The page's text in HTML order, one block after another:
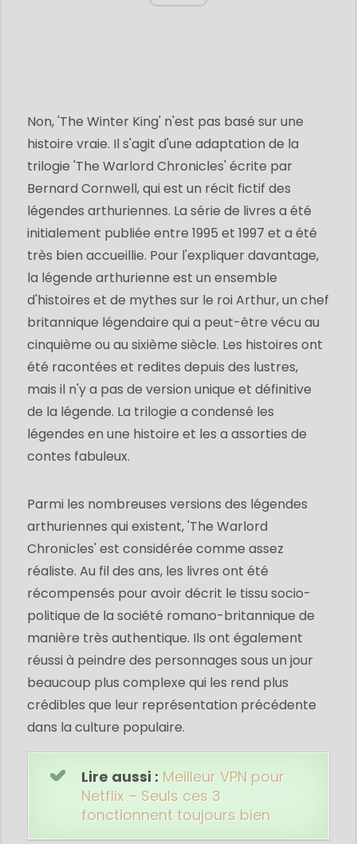
Non, 'The Winter King' n'est pas basé sur une
histoire vraie. Il s'agit d'une adaptation de la
trilogie 'The Warlord Chronicles' écrite par
Bernard Cornwell, qui est un récit fictif des
légendes arthuriennes. La série de livres a été
initialement publiée entre 1995 et 1997 et a été
très bien accueillie. Pour l'expliquer davantage,
la légende arthurienne est un ensemble
d'histoires et de mythes sur le roi Arthur, un chef
britannique légendaire qui a peut-être vécu au
cinquième ou au sixième siècle. Les histoires ont
été racontées et redites depuis des lustres,
mais il n'y a pas de version unique et définitive
de la légende. La trilogie a condensé les
légendes en une histoire et les a assorties de
contes fabuleux.
Parmi les nombreuses versions des légendes
arthuriennes qui existent, 'The Warlord
Chronicles' est considérée comme assez
réaliste. Au fil des ans, les livres ont été
récompensés pour avoir décrit le tissu socio-
politique de la société romano-britannique de
manière très authentique. Ils ont également
réussi à peindre des personnages sous un jour
beaucoup plus complexe qui les rend plus
crédibles que leur représentation précédente
dans la culture populaire.
Lire aussi : Meilleur VPN pour
Netflix – Seuls ces 3
fonctionnent toujours bien